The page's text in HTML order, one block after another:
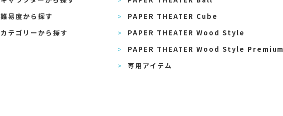
難易度から探す
カテゴリーから探す
PAPER THEATER Cube
PAPER THEATER Wood Style
PAPER THEATER Wood Style Premium
専用アイテム